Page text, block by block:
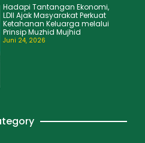
Hadapi Tantangan Ekonomi,
LDII Ajak Masyarakat Perkuat
Ketahanan Keluarga melalui
Prinsip Muzhid Mujhid
Juni 24, 2026